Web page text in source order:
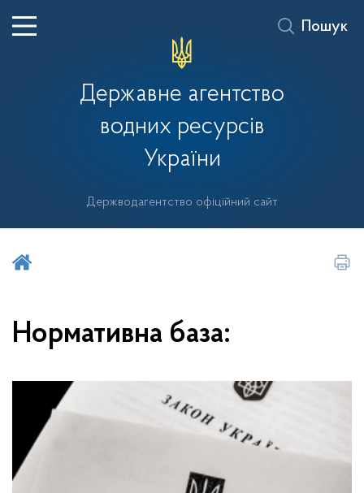
Державне агентство
водних ресурсів
України
Держводагентство офіційний сайт
Пошук
Нормативна база: